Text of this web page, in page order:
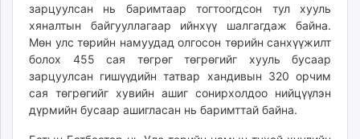
зарцуулсан нь баримтаар тогтоогдсон тул хууль
хяналтын байгууллагаар ийнхүү шалгагдаж байна.
Мөн улс төрийн намуудад олгосон төрийн санхүүжилт
болох 455 сая төгрөг төгрөгийг хууль бусаар
зарцуулсан гишүүдийн татвар хандивын 320 орчим
сая төгрөгийг хувийн ашиг сонирхолдоо нийцүүлэн
дүрмийн бусаар ашигласан нь баримттай байна.